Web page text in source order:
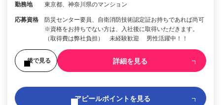
勤務地 東京都、神奈川県のマンション
応募資格
防災センター要員、自衛消防技術認定証お持ちであれば尚可
※資格をお持ちでない方は、入社後に取得いただきます。
（取得費は弊社負担） 未経験歓迎 男性活躍中！！
後で見る 詳細を見る
アピールポイントを見る